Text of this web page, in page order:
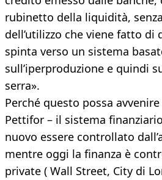
rubinetto della liquidità,
dell’utilizzo che viene fatto di
spinta verso un sistema
sull’iperproduzione e quindi
serra».
Perché questo possa
Pettifor – il sistema
nuovo essere controllato
mentre oggi la finanza è
private ( Wall Street, City di